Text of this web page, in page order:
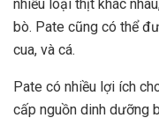
nhiều loại thịt khác
bò. Pate cũng có thể
cua, và cá.
Pate có nhiều lợi ích
cấp nguồn dinh dưỡng